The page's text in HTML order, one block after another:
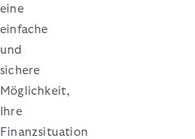
eine
einfache
und
sichere
Möglichkeit,
Ihre
Finanzsituation